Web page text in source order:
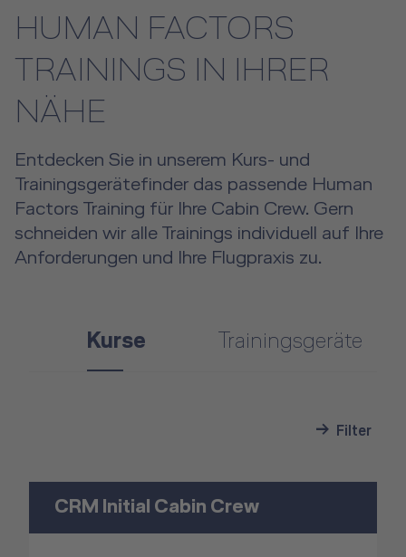
HUMAN FACTORS
TRAININGS IN IHRER
NÄHE
Entdecken Sie in unserem Kurs- und
Trainingsgerätefinder das passende Human
Factors Training für Ihre Cabin Crew. Gern
schneiden wir alle Trainings individuell auf Ihre
Anforderungen und Ihre Flugpraxis zu.
Kurse Trainingsgeräte
Filter
CRM Initial Cabin Crew